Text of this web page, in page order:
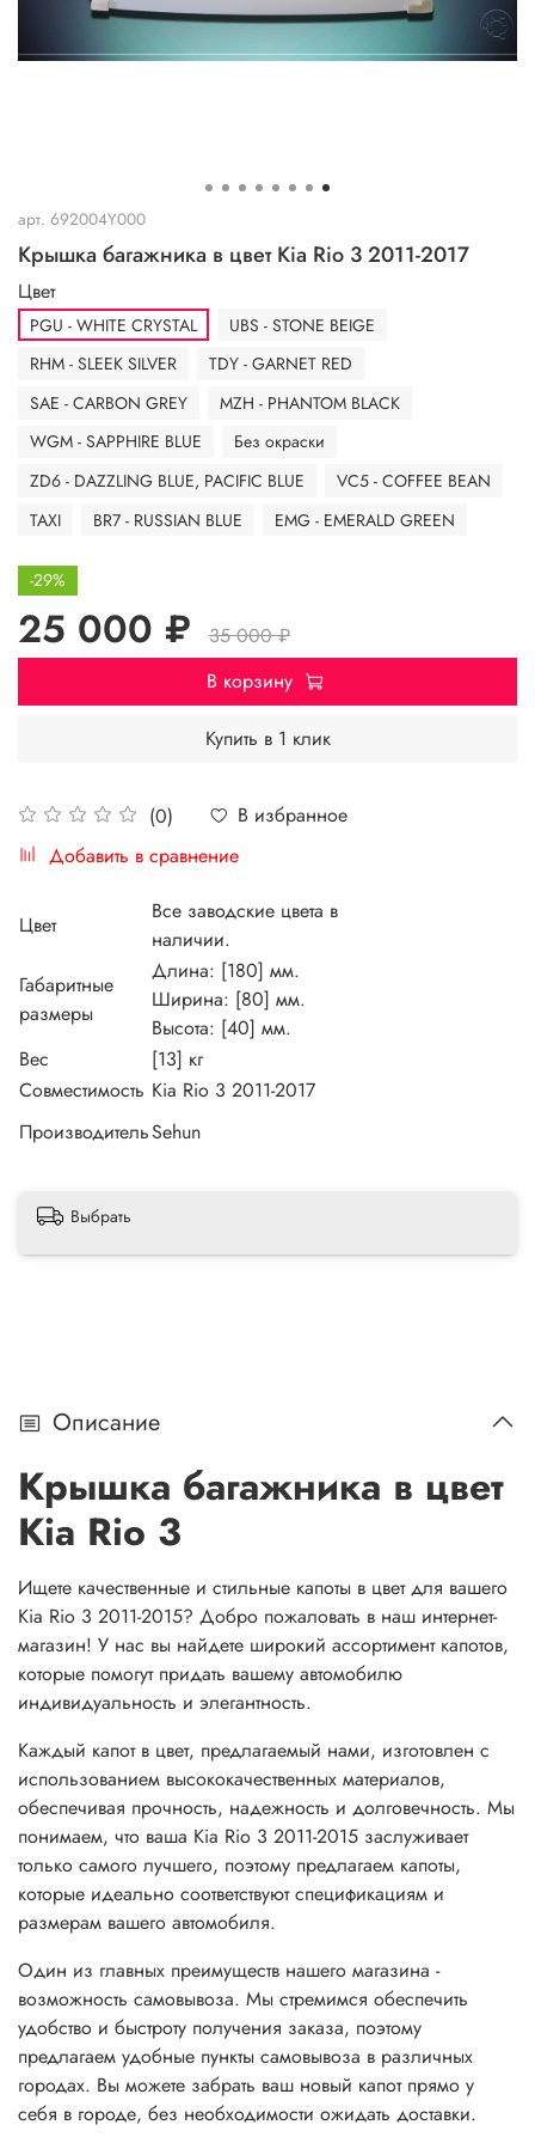
арт. 692004Y000
Крышка багажника в цвет Kia Rio 3 2011-2017
(0)
В избранное
Добавить в сравнение
Цвет
PGU - WHITE CRYSTAL
UBS - STONE BEIGE
RHM - SLEEK SILVER
TDY - GARNET RED
SAE - CARBON GREY
MZH - PHANTOM BLACK
WGM - SAPPHIRE BLUE
Без окраски
ZD6 - DAZZLING BLUE, PACIFIC BLUE
VC5 - COFFEE BEAN
TAXI
BR7 - RUSSIAN BLUE EMG - EMERALD GREEN
-29%
25 000 ₽
35 000 ₽
В корзину
Купить в 1 клик
Цвет
Все заводские цвета в
наличии.
Габаритные
размеры
Длина: [180] мм.
Ширина: [80] мм.
Высота: [40] мм.
Вес
[13] кг
Совместимость Kia Rio 3 2011-2017
ПроизводительSehun
Выбрать
Описание
Крышка багажника в цвет
Kia Rio 3
Ищете качественные и стильные капоты в цвет для вашего
Kia Rio 3 2011-2015? Добро пожаловать в наш интернет-
магазин! У нас вы найдете широкий ассортимент капотов,
которые помогут придать вашему автомобилю
индивидуальность и элегантность.
Каждый капот в цвет, предлагаемый нами, изготовлен с
использованием высококачественных материалов,
обеспечивая прочность, надежность и долговечность. Мы
понимаем, что ваша Kia Rio 3 2011-2015 заслуживает
только самого лучшего, поэтому предлагаем капоты,
которые идеально соответствуют спецификациям и
размерам вашего автомобиля.
Один из главных преимуществ нашего магазина -
возможность самовывоза. Мы стремимся обеспечить
удобство и быстроту получения заказа, поэтому
предлагаем удобные пункты самовывоза в различных
городах. Вы можете забрать ваш новый капот прямо у
себя в городе, без необходимости ожидать доставки.